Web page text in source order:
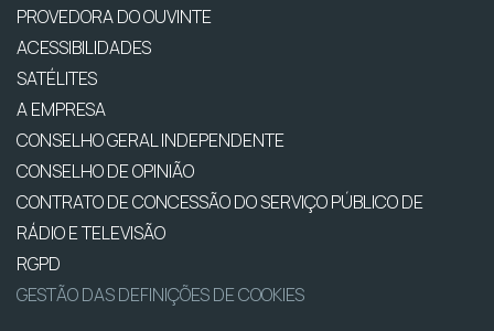
PROVEDORA DO OUVINTE
ACESSIBILIDADES
SATÉLITES
A EMPRESA
CONSELHO GERAL INDEPENDENTE
CONSELHO DE OPINIÃO
CONTRATO DE CONCESSÃO DO SERVIÇO PÚBLICO DE
RÁDIO E TELEVISÃO
RGPD
GESTÃO DAS DEFINIÇÕES DE COOKIES